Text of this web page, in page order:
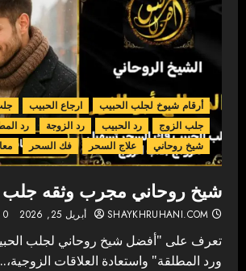
أرقام شيوخ لجلب الحبيب ارجاع الحبيب
جلب الزوج
رد الحبيب رد الزوجة
رد
شيخ روحاني
علاج السحر فك السحر
شيخ روحاني مجرب وثقه جلب
SHAYKHRUHANI.COM أبريل 25, 2026 0
تعرف على "أفضل شيخ روحاني لجلب
ورد المطلقة" واستعادة العلاقات